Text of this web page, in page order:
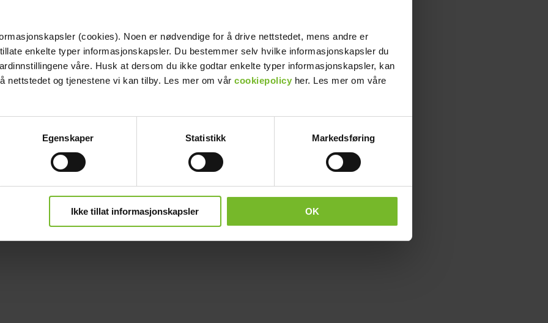
(cookies). Noen er nødvendige for å drive nettstedet, mens andre er
enkelte typer informasjonskapsler. Du bestemmer selv hvilke informasjonskapsler du
våre. Husk at dersom du ikke godtar enkelte typer informasjonskapsler, kan
nettstedet og tjenestene vi kan tilby. Les mer om vår cookiepolicy her. Les mer om våre
Egenskaper Statistikk Markedsføring
Ikke tillat informasjonskapsler OK